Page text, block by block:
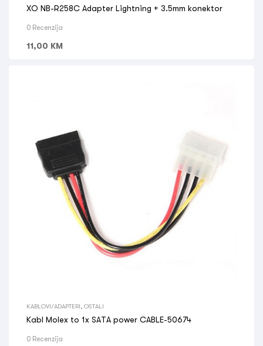
XO NB-R258C Adapter Lightning + 3.5mm konektor
0 Recenzija
11,00 KM
KABLOVI/ADAPTERI OSTALI
Kabl Molex to 1x SATA power CABLE-50674
0 Recenzija